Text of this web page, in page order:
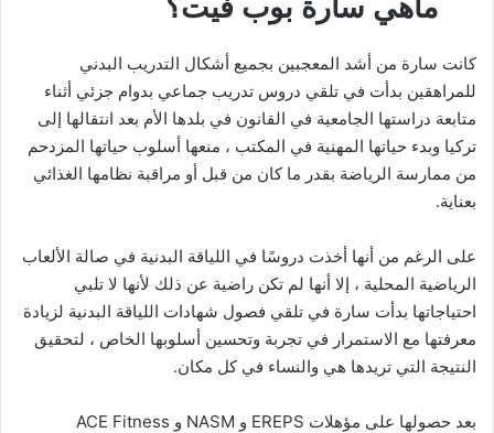
كانت سارة من أشد المعجبين بجميع أشكال التدريب البدني
للمراهقين بدأت في تلقي دروس تدريب جماعي بدوام جزئي أثناء
متابعة دراستها الجامعية في القانون في بلدها الأم بعد انتقالها إلى
تركيا وبدء حياتها المهنية في المكتب ، منعها أسلوب حياتها المزدحم
من ممارسة الرياضة بقدر ما كان من قبل أو مراقبة نظامها الغذائي
بعناية.
على الرغم من أنها أخذت دروسًا في اللياقة البدنية في صالة الألعاب
الرياضية المحلية ، إلا أنها لم تكن راضية عن ذلك لأنها لا تلبي
احتياجاتها بدأت سارة في تلقي فصول شهادات اللياقة البدنية لزيادة
معرفتها مع الاستمرار في تجربة وتحسين أسلوبها الخاص ، لتحقيق
النتيجة التي تريدها هي والنساء في كل مكان.
بعد حصولها على مؤهلات EREPS و NASM و ACE Fitness